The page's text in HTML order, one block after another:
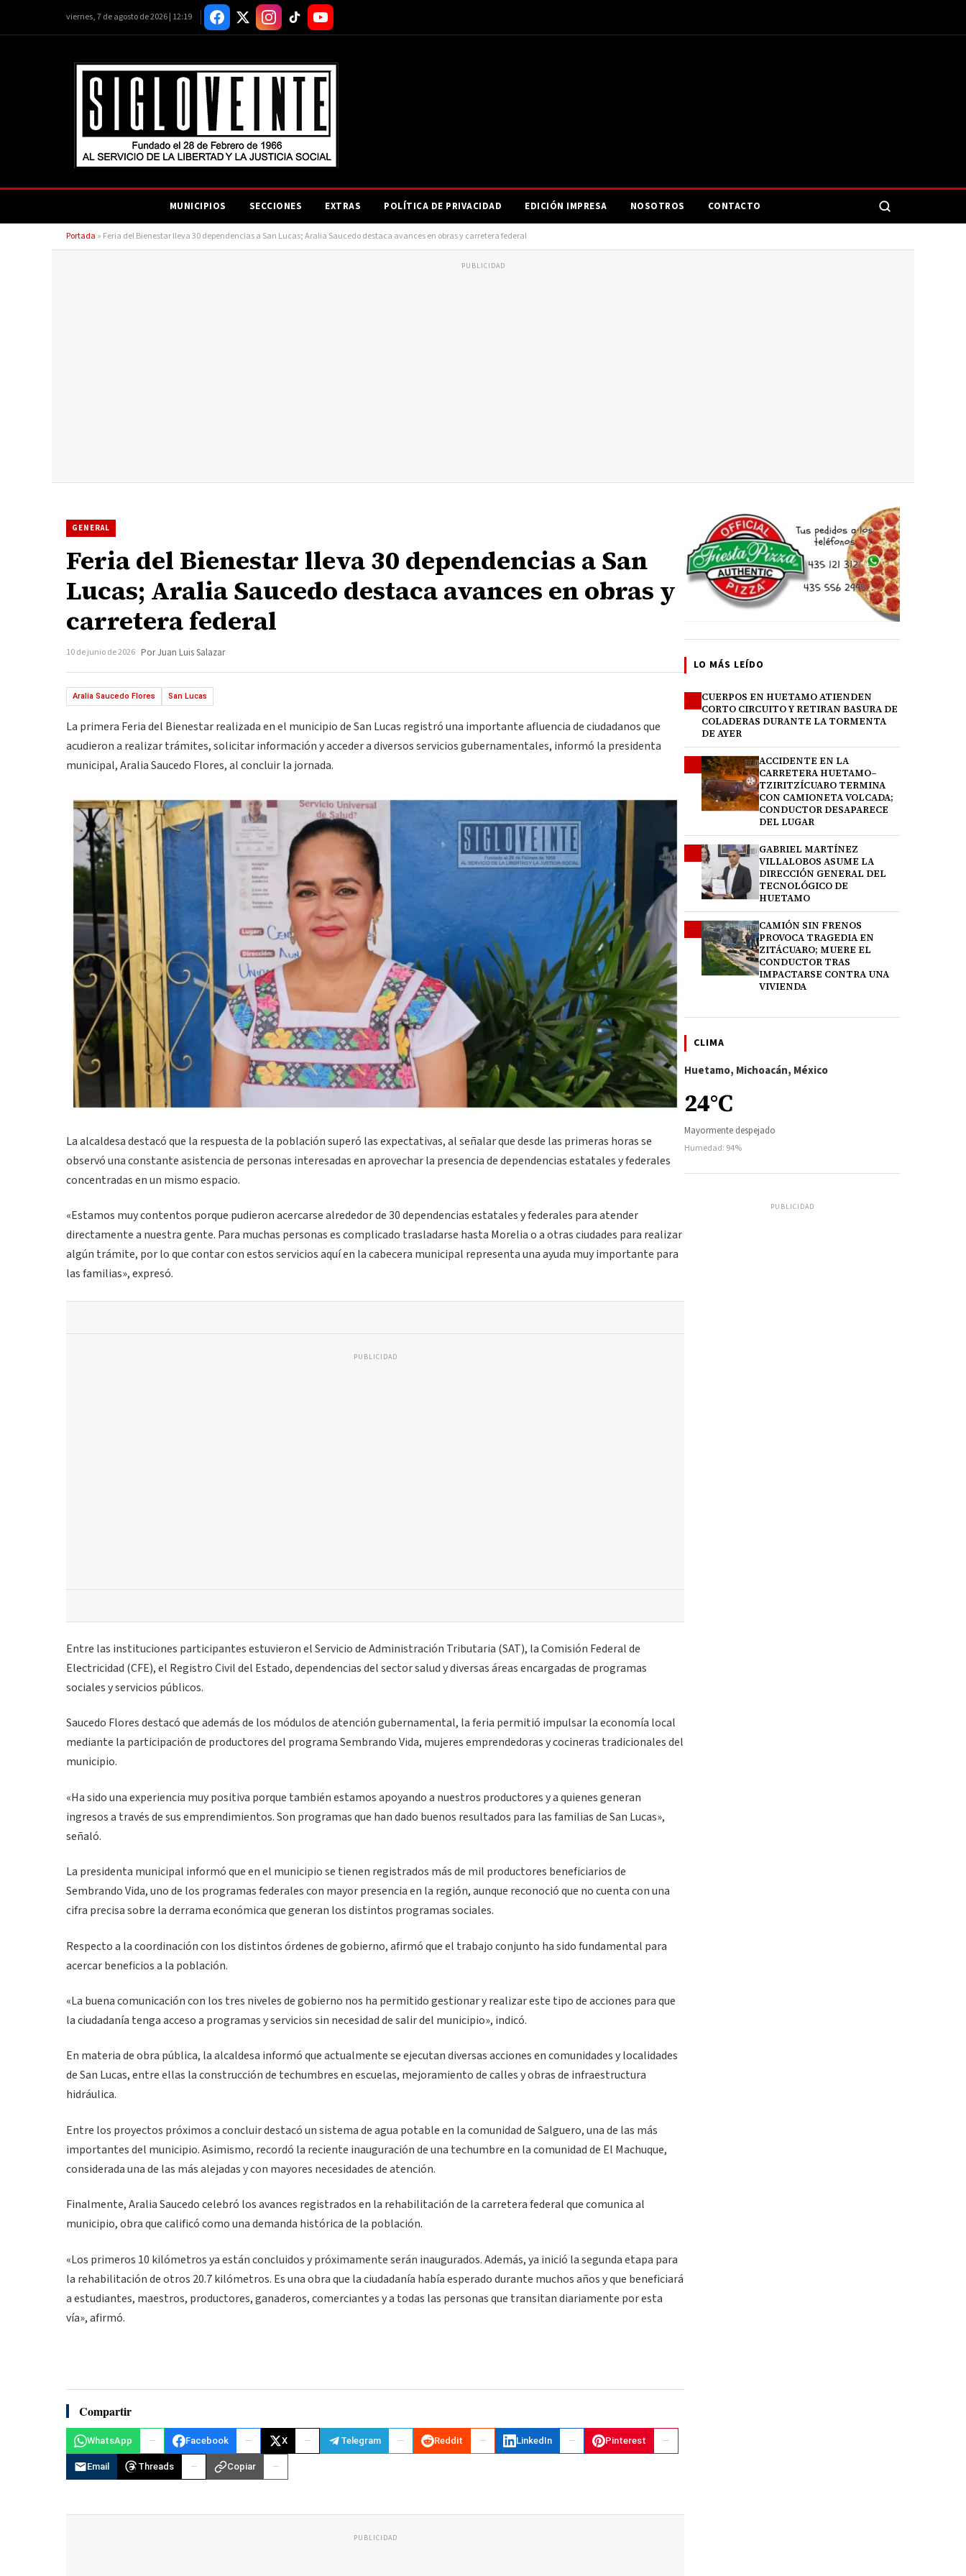
viernes, 7 de agosto de 2026 | 12:19
MUNICIPIOS SECCIONES EXTRAS POLÍTICA DE PRIVACIDAD EDICIÓN IMPRESA NOSOTROS CONTACTO
Portada » Feria del Bienestar lleva 30 dependencias a San Lucas; Aralia Saucedo destaca avances en obras y carretera federal
PUBLICIDAD
GENERAL
Feria del Bienestar lleva 30 dependencias a San
Lucas; Aralia Saucedo destaca avances en obras y
carretera federal
10 de junio de 2026 Por Juan Luis Salazar
Aralia Saucedo Flores San Lucas
La primera Feria del Bienestar realizada en el municipio de San Lucas registró una importante afluencia de ciudadanos que
acudieron a realizar trámites, solicitar información y acceder a diversos servicios gubernamentales, informó la presidenta
municipal, Aralia Saucedo Flores, al concluir la jornada.
La alcaldesa destacó que la respuesta de la población superó las expectativas, al señalar que desde las primeras horas se
observó una constante asistencia de personas interesadas en aprovechar la presencia de dependencias estatales y federales
concentradas en un mismo espacio.
«Estamos muy contentos porque pudieron acercarse alrededor de 30 dependencias estatales y federales para atender
directamente a nuestra gente. Para muchas personas es complicado trasladarse hasta Morelia o a otras ciudades para realizar
algún trámite, por lo que contar con estos servicios aquí en la cabecera municipal representa una ayuda muy importante para
las familias», expresó.
PUBLICIDAD
Entre las instituciones participantes estuvieron el Servicio de Administración Tributaria (SAT), la Comisión Federal de
Electricidad (CFE), el Registro Civil del Estado, dependencias del sector salud y diversas áreas encargadas de programas
sociales y servicios públicos.
Saucedo Flores destacó que además de los módulos de atención gubernamental, la feria permitió impulsar la economía local
mediante la participación de productores del programa Sembrando Vida, mujeres emprendedoras y cocineras tradicionales del
municipio.
«Ha sido una experiencia muy positiva porque también estamos apoyando a nuestros productores y a quienes generan
ingresos a través de sus emprendimientos. Son programas que han dado buenos resultados para las familias de San Lucas»,
señaló.
La presidenta municipal informó que en el municipio se tienen registrados más de mil productores beneficiarios de
Sembrando Vida, uno de los programas federales con mayor presencia en la región, aunque reconoció que no cuenta con una
cifra precisa sobre la derrama económica que generan los distintos programas sociales.
Respecto a la coordinación con los distintos órdenes de gobierno, afirmó que el trabajo conjunto ha sido fundamental para
acercar beneficios a la población.
«La buena comunicación con los tres niveles de gobierno nos ha permitido gestionar y realizar este tipo de acciones para que
la ciudadanía tenga acceso a programas y servicios sin necesidad de salir del municipio», indicó.
En materia de obra pública, la alcaldesa informó que actualmente se ejecutan diversas acciones en comunidades y localidades
de San Lucas, entre ellas la construcción de techumbres en escuelas, mejoramiento de calles y obras de infraestructura
hidráulica.
Entre los proyectos próximos a concluir destacó un sistema de agua potable en la comunidad de Salguero, una de las más
importantes del municipio. Asimismo, recordó la reciente inauguración de una techumbre en la comunidad de El Machuque,
considerada una de las más alejadas y con mayores necesidades de atención.
Finalmente, Aralia Saucedo celebró los avances registrados en la rehabilitación de la carretera federal que comunica al
municipio, obra que calificó como una demanda histórica de la población.
«Los primeros 10 kilómetros ya están concluidos y próximamente serán inaugurados. Además, ya inició la segunda etapa para
la rehabilitación de otros 20.7 kilómetros. Es una obra que la ciudadanía había esperado durante muchos años y que beneficiará
a estudiantes, maestros, productores, ganaderos, comerciantes y a todas las personas que transitan diariamente por esta
vía», afirmó.
Compartir
WhatsApp Facebook X Telegram Reddit LinkedIn Pinterest
Email Threads Copiar
PUBLICIDAD
LO MÁS LEÍDO
CUERPOS EN HUETAMO ATIENDEN
CORTO CIRCUITO Y RETIRAN BASURA DE
COLADERAS DURANTE LA TORMENTA
DE AYER
ACCIDENTE EN LA
CARRETERA HUETAMO–
TZIRITZÍCUARO TERMINA
CON CAMIONETA VOLCADA;
CONDUCTOR DESAPARECE
DEL LUGAR
GABRIEL MARTÍNEZ
VILLALOBOS ASUME LA
DIRECCIÓN GENERAL DEL
TECNOLÓGICO DE
HUETAMO
CAMIÓN SIN FRENOS
PROVOCA TRAGEDIA EN
ZITÁCUARO; MUERE EL
CONDUCTOR TRAS
IMPACTARSE CONTRA UNA
VIVIENDA
CLIMA
Huetamo, Michoacán, México
24°C
Mayormente despejado
Humedad: 94%
PUBLICIDAD